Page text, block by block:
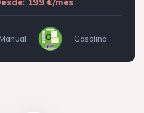
Gasolina